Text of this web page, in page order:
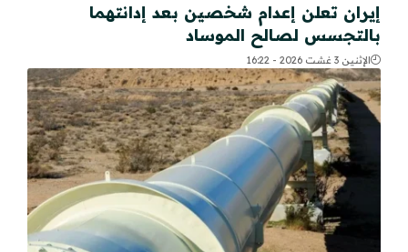
إيران تعلن إعدام شخصين بعد إدانتهما
بالتجسس لصالح الموساد
الإثنين 3 غشت 2026 - 16:22